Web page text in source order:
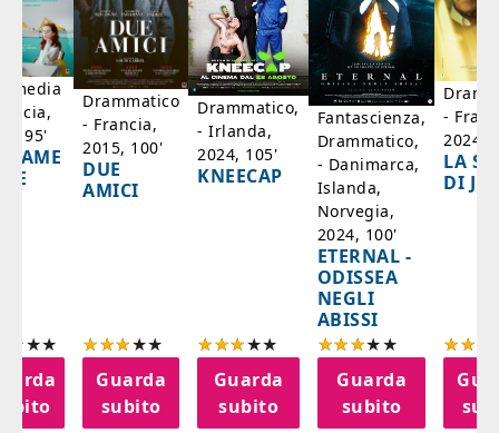
95'
Drammatico
- Francia,
2015, 100'
DUE
AMICI
Guarda
subito
Drammatico,
- Irlanda,
2024, 105'
KNEECAP
Guarda
subito
Fantascienza,
Drammatico,
- Danimarca,
Islanda,
Norvegia,
2024, 100'
ETERNAL -
ODISSEA
NEGLI
ABISSI
Guarda
subito
-
2024,
LA
DI